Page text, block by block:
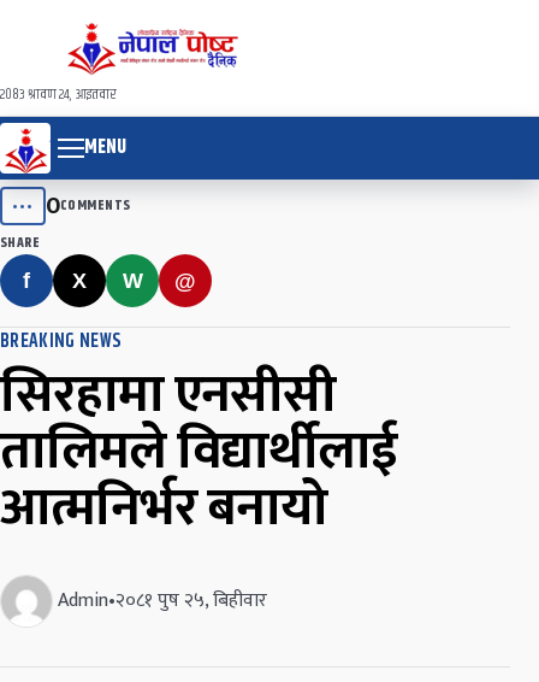
२०८३ श्रावण २४, आइतवार
MENU
••• 0COMMENTS
SHARE
f X W @
BREAKING NEWS
सिरहामा एनसीसी
तालिमले विद्यार्थीलाई
आत्मनिर्भर बनायो
Admin•२०८१ पुष २५, बिहीवार